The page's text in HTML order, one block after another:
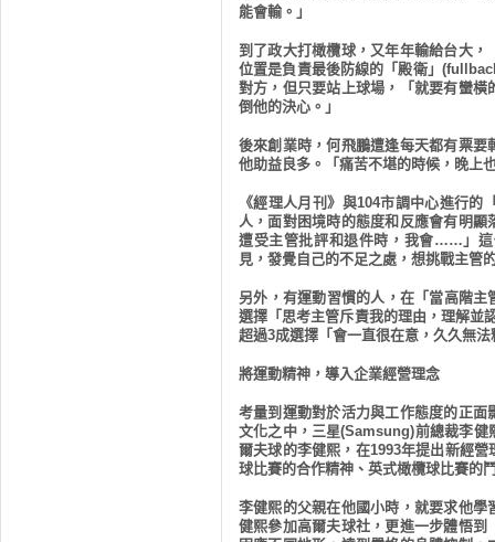
能會輸。」
到了政大打橄欖球，又年年輸給台大
位置是負責最後防線的「殿衛」
對方，但只要站上球場，「就要有蠻
倒他的決心。」
後來創業時，何飛鵬遭逢每天都有票
他助益良多。「痛苦不堪的時候，晚上
《經理人月刊》與104市調中心進行的
人，面對困境時的態度和反應會有明
遭受主管批評和退件時，我會……」這
見，發覺自己的不足之處，想挑戰主管
另外，有運動習慣的人，在「當高階
選擇「思考主管斥責我的理由，理解並
超過3成選擇「會一直很在意，久久無法
將運動精神，導入企業經營理念
考量到運動對於活力與工作態度的正
文化之中，三星(Samsung)前總裁李健
爾夫球的李健熙，在1993年提出新經營
球比賽的合作精神、英式橄欖球比賽的
李健熙的父親在他國小時，就要求他
健熙參加高爾夫球社，更進一步體悟